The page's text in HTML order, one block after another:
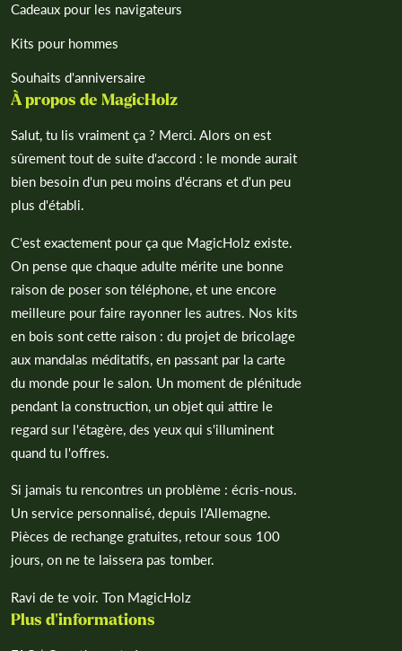
Cadeaux pour les navigateurs
Kits pour hommes
Souhaits d'anniversaire
À propos de MagicHolz
Salut, tu lis vraiment ça ? Merci. Alors on est
sûrement tout de suite d'accord : le monde aurait
bien besoin d'un peu moins d'écrans et d'un peu
plus d'établi.
C'est exactement pour ça que MagicHolz existe.
On pense que chaque adulte mérite une bonne
raison de poser son téléphone, et une encore
meilleure pour faire rayonner les autres. Nos kits
en bois sont cette raison : du projet de bricolage
aux mandalas méditatifs, en passant par la carte
du monde pour le salon. Un moment de plénitude
pendant la construction, un objet qui attire le
regard sur l'étagère, des yeux qui s'illuminent
quand tu l'offres.
Si jamais tu rencontres un problème : écris-nous.
Un service personnalisé, depuis l'Allemagne.
Pièces de rechange gratuites, retour sous 100
jours, on ne te laissera pas tomber.
Ravi de te voir. Ton MagicHolz
Plus d'informations